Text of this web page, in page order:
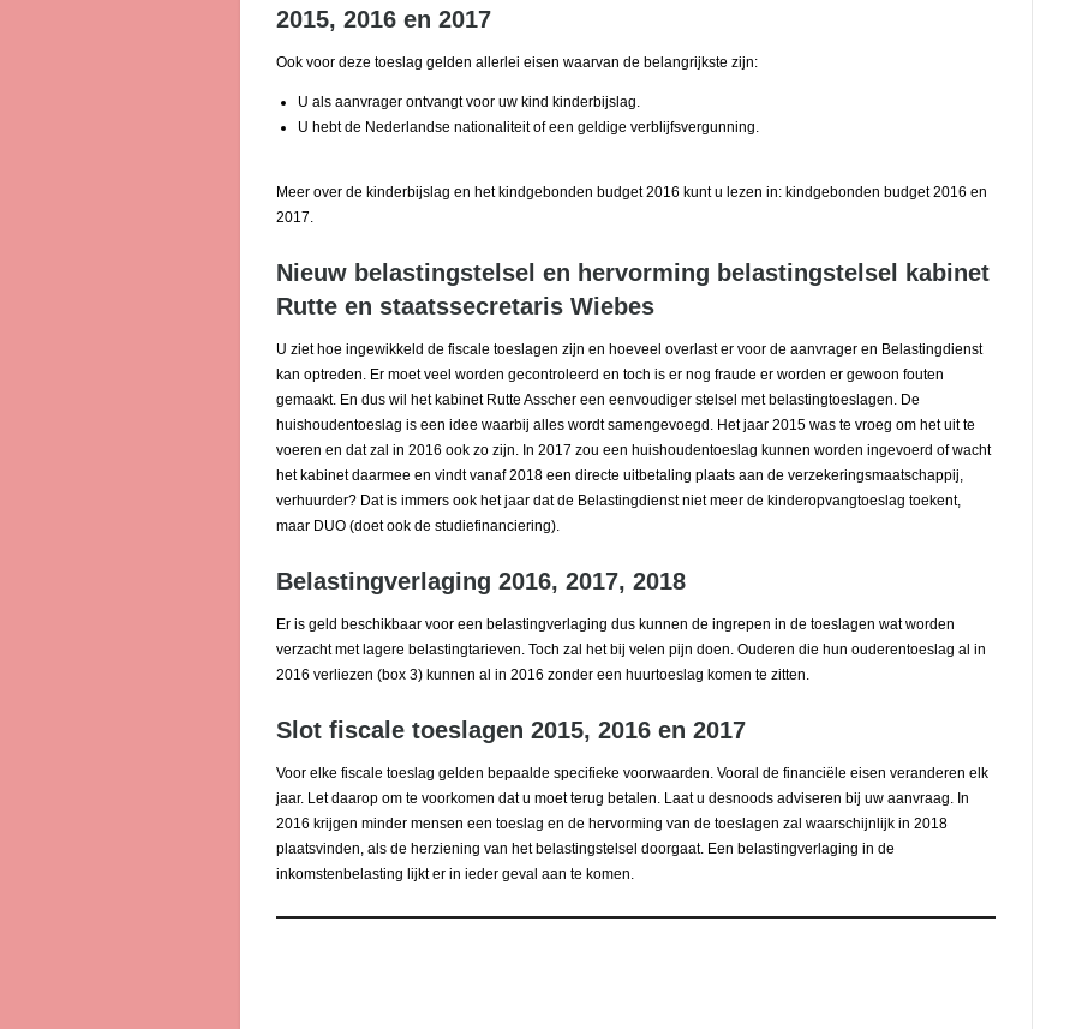
2015, 2016 en 2017
Ook voor deze toeslag gelden allerlei eisen waarvan de belangrijkste zijn:
U als aanvrager ontvangt voor uw kind kinderbijslag.
U hebt de Nederlandse nationaliteit of een geldige verblijfsvergunning.
Meer over de kinderbijslag en het kindgebonden budget 2016 kunt u lezen in: kindgebonden budget 2016 en
2017.
Nieuw belastingstelsel en hervorming belastingstelsel kabinet
Rutte en staatssecretaris Wiebes
U ziet hoe ingewikkeld de fiscale toeslagen zijn en hoeveel overlast er voor de aanvrager en Belastingdienst
kan optreden. Er moet veel worden gecontroleerd en toch is er nog fraude er worden er gewoon fouten
gemaakt. En dus wil het kabinet Rutte Asscher een eenvoudiger stelsel met belastingtoeslagen. De
huishoudentoeslag is een idee waarbij alles wordt samengevoegd. Het jaar 2015 was te vroeg om het uit te
voeren en dat zal in 2016 ook zo zijn. In 2017 zou een huishoudentoeslag kunnen worden ingevoerd of wacht
het kabinet daarmee en vindt vanaf 2018 een directe uitbetaling plaats aan de verzekeringsmaatschappij,
verhuurder? Dat is immers ook het jaar dat de Belastingdienst niet meer de kinderopvangtoeslag toekent,
maar DUO (doet ook de studiefinanciering).
Belastingverlaging 2016, 2017, 2018
Er is geld beschikbaar voor een belastingverlaging dus kunnen de ingrepen in de toeslagen wat worden
verzacht met lagere belastingtarieven. Toch zal het bij velen pijn doen. Ouderen die hun ouderentoeslag al in
2016 verliezen (box 3) kunnen al in 2016 zonder een huurtoeslag komen te zitten.
Slot fiscale toeslagen 2015, 2016 en 2017
Voor elke fiscale toeslag gelden bepaalde specifieke voorwaarden. Vooral de financiële eisen veranderen elk
jaar. Let daarop om te voorkomen dat u moet terug betalen. Laat u desnoods adviseren bij uw aanvraag. In
2016 krijgen minder mensen een toeslag en de hervorming van de toeslagen zal waarschijnlijk in 2018
plaatsvinden, als de herziening van het belastingstelsel doorgaat. Een belastingverlaging in de
inkomstenbelasting lijkt er in ieder geval aan te komen.